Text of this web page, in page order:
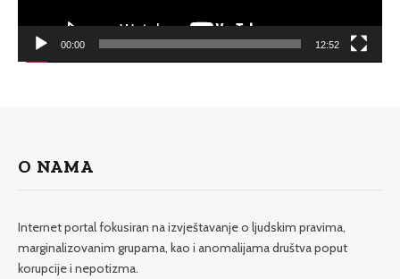
00:00 12:52
O NAMA
Internet portal fokusiran na izvještavanje o ljudskim pravima,
marginalizovanim grupama, kao i anomalijama društva poput
korupcije i nepotizma.